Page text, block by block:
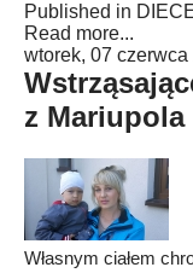
Published in
Read more...
wtorek, 07 czerwca
z Mariupola
Własnym ciałem